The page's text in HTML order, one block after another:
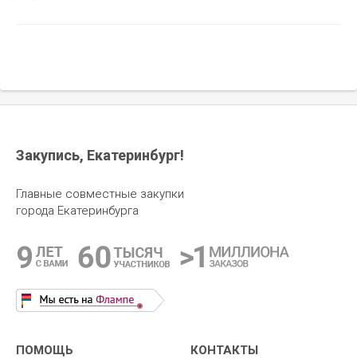
185.73руб.
100% эфирное масло "Корица из
листьев"
115.00
экстракт нерафинированное
Закупись, Екатеринбург!
Главные совместные закупки
города Екатеринбурга
ПОМОЩЬ КОНТАКТЫ